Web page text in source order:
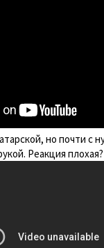
но почти с
Реакция плохая?